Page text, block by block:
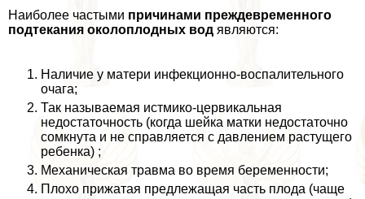
Наиболее частыми причинами преждевременного
подтекания околоплодных вод являются:
Наличие у матери инфекционно-воспалительного
очага;
Так называемая истмико-цервикальная
недостаточность (когда шейка матки недостаточно
сомкнута и не справляется с давлением растущего
ребенка) ;
Механическая травма во время беременности;
Плохо прижатая предлежащая часть плода (чаще